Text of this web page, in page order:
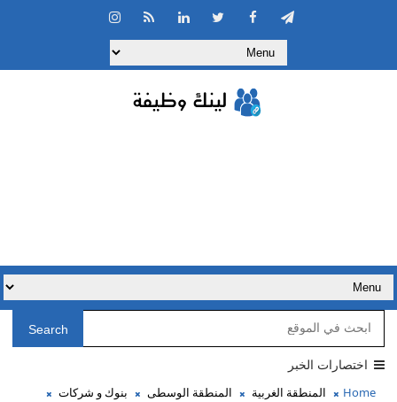
Search
اختصارات الخبر
Home المنطقة الغربية المنطقة الوسطى
بنوك و شركات